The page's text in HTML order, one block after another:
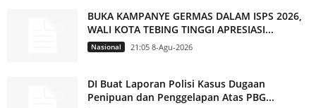
BUKA KAMPANYE GERMAS DALAM ISPS 2026,
WALI KOTA TEBING TINGGI APRESIASI...
Nasional 21:05 8-Agu-2026
DI Buat Laporan Polisi Kasus Dugaan
Penipuan dan Penggelapan Atas PBG...